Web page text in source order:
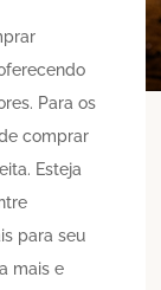
Para os
comprar
Esteja
para seu
mais e